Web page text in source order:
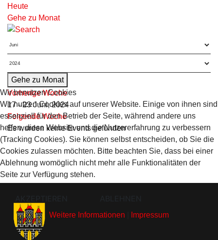
Heute
Gehe zu Monat
Gehe zu Monat
Vorherige Woche
17 - 23 Juni, 2024
Folgende Woche
Es wurden keine Events gefunden
Wir benutzen Cookies
Wir nutzen Cookies auf unserer Website. Einige von ihnen sind
essenziell für den Betrieb der Seite, während andere uns
helfen, diese Website und die Nutzererfahrung zu verbessern
(Tracking Cookies). Sie können selbst entscheiden, ob Sie die
Cookies zulassen möchten. Bitte beachten Sie, dass bei einer
Ablehnung womöglich nicht mehr alle Funktionalitäten der
Seite zur Verfügung stehen.
Weitere Informationen Impressum